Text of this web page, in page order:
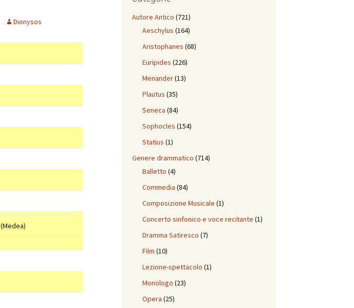
Dionysos
(Medea)
Autore Antico (721)
Aeschylus (164)
Aristophanes (68)
Euripides (226)
Menander(13)
Plautus (35)
Seneca (84)
Sophocles (154)
Statius (1)
Genere drammatico (714)
Balletto (4)
Commedia (84)
Composizione Musicale (1)
Concerto sinfonico e voce recitante (1)
Dramma Satiresco (7)
Film (10)
Lezione-spettacolo (1)
Monologo (23)
Opera (25)